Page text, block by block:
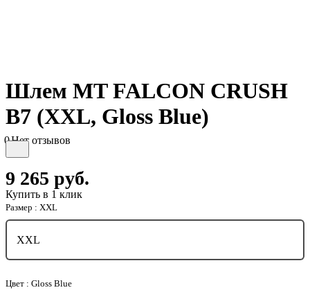
Шлем MT FALCON CRUSH
B7 (XXL, Gloss Blue)
0Нет отзывов
9 265 руб.
Купить в 1 клик
Размер : XXL
XXL
Цвет : Gloss Blue